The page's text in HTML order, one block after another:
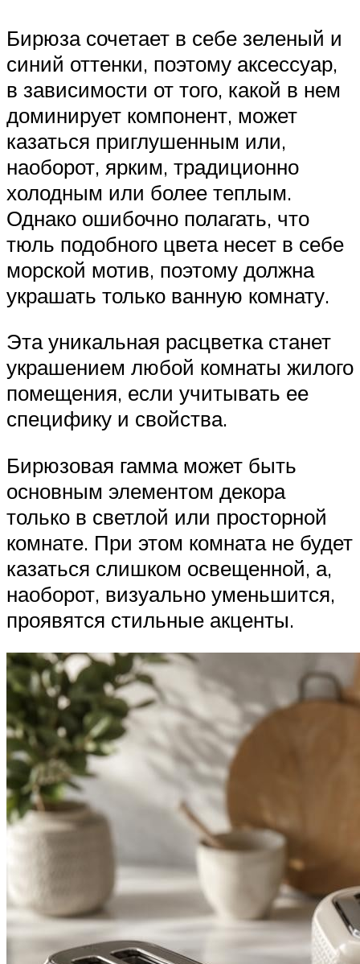
Бирюза сочетает в себе зеленый и
синий оттенки, поэтому аксессуар,
в зависимости от того, какой в нем
доминирует компонент, может
казаться приглушенным или,
наоборот, ярким, традиционно
холодным или более теплым.
Однако ошибочно полагать, что
тюль подобного цвета несет в себе
морской мотив, поэтому должна
украшать только ванную комнату.
Эта уникальная расцветка станет
украшением любой комнаты жилого
помещения, если учитывать ее
специфику и свойства.
Бирюзовая гамма может быть
основным элементом декора
только в светлой или просторной
комнате. При этом комната не будет
казаться слишком освещенной, а,
наоборот, визуально уменьшится,
проявятся стильные акценты.